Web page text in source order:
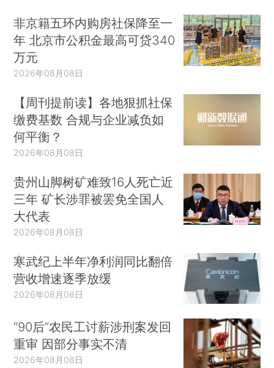
非京籍五环内购房社保降至一
年 北京市公积金最高可贷340
万元
2026年08月08日
【周刊提前读】各地狠抓社保
缴费基数 合规与企业减负如
何平衡？
2026年08月08日
贵州山脚树矿难致16人死亡近
三年 矿长涉罪被罢免全国人
大代表
2026年08月08日
寒武纪上半年净利润同比翻倍
营收增速逐季放缓
2026年08月08日
“90后”农民工讨薪涉刑案发回
重审 因部分事实不清
2026年08月08日